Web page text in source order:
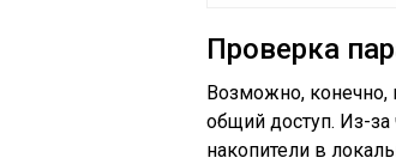
Проверка
Возможно, конечно,
общий доступ. Из-
накопители в